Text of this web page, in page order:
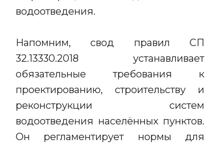
водоотведения.
Напомним, свод правил СП
32.13330.2018 устанавливает
обязательные требования к
проектированию, строительству и
реконструкции систем
водоотведения населённых пунктов.
Он регламентирует нормы для